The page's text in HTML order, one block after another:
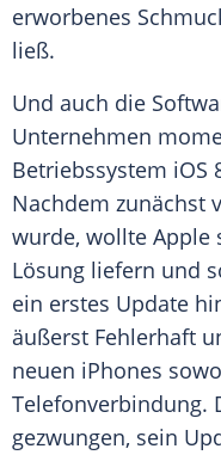
erworbenes
ließ.
Und auch die
Unternehmen
Betriebssystem iOS
Nachdem zunächst
wurde, wollte Apple
Lösung liefern und
ein erstes Update
äußerst Fehlerhaft
neuen iPhones
Telefonverbindung.
gezwungen, sein